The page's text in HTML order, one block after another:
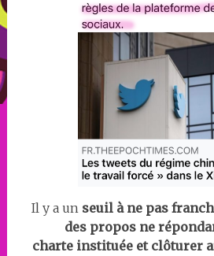
Il y a un seuil à ne pas
des propos ne
charte instituée et clôturer